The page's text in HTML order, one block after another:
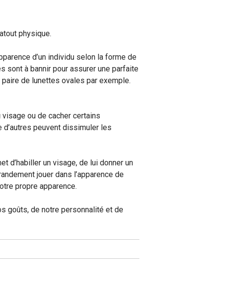
physique.
d’un individu selon la forme de
sont à bannir pour assurer une parfaite
de lunettes ovales par exemple.
ou de cacher certains
peuvent dissimuler les
d’habiller un visage, de lui donner un
jouer dans l’apparence de
propre apparence.
goûts, de notre personnalité et de